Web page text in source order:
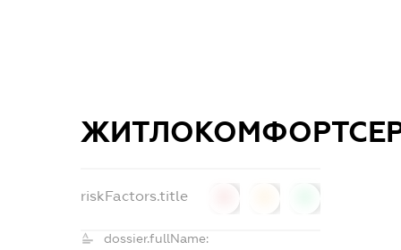
riskFactors.title
dossier.fullName: